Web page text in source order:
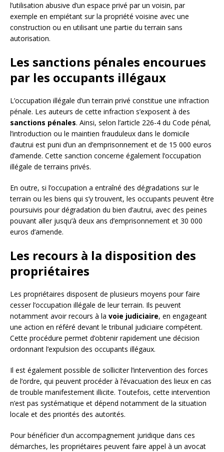
l’utilisation abusive d’un espace privé par un voisin, par
exemple en empiétant sur la propriété voisine avec une
construction ou en utilisant une partie du terrain sans
autorisation.
Les sanctions pénales encourues
par les occupants illégaux
L’occupation illégale d’un terrain privé constitue une infraction
pénale. Les auteurs de cette infraction s’exposent à des
sanctions pénales. Ainsi, selon l’article 226-4 du Code pénal,
l’introduction ou le maintien frauduleux dans le domicile
d’autrui est puni d’un an d’emprisonnement et de 15 000 euros
d’amende. Cette sanction concerne également l’occupation
illégale de terrains privés.
En outre, si l’occupation a entraîné des dégradations sur le
terrain ou les biens qui s’y trouvent, les occupants peuvent être
poursuivis pour dégradation du bien d’autrui, avec des peines
pouvant aller jusqu’à deux ans d’emprisonnement et 30 000
euros d’amende.
Les recours à la disposition des
propriétaires
Les propriétaires disposent de plusieurs moyens pour faire
cesser l’occupation illégale de leur terrain. Ils peuvent
notamment avoir recours à la voie judiciaire, en engageant
une action en référé devant le tribunal judiciaire compétent.
Cette procédure permet d’obtenir rapidement une décision
ordonnant l’expulsion des occupants illégaux.
Il est également possible de solliciter l’intervention des forces
de l’ordre, qui peuvent procéder à l’évacuation des lieux en cas
de trouble manifestement illicite. Toutefois, cette intervention
n’est pas systématique et dépend notamment de la situation
locale et des priorités des autorités.
Pour bénéficier d’un accompagnement juridique dans ces
démarches, les propriétaires peuvent faire appel à un avocat